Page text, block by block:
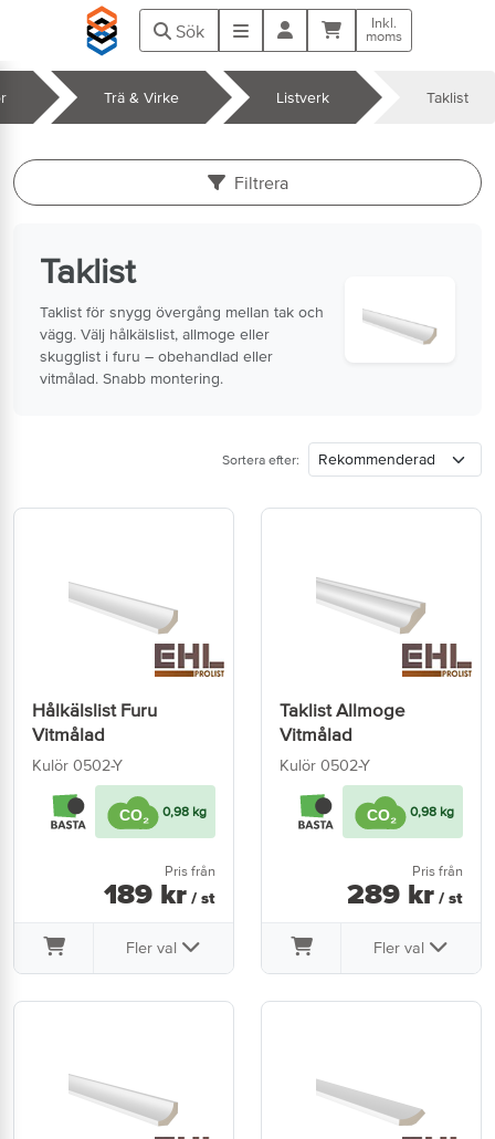
Hoppa till huvudinnehåll
Sök Meny Kundvagn
Inkl.
moms
Trä & Virke Listverk Taklist
Filtrera
Taklist
Taklist för snygg övergång mellan tak och
vägg. Välj hålkälslist, allmoge eller
skugglist i furu – obehandlad eller
vitmålad. Snabb montering.
Sortera efter:
Hålkälslist Furu
Vitmålad
Kulör 0502-Y
0,98 kg
Pris från
189 kr / st
Fler val
Taklist Allmoge
Vitmålad
Kulör 0502-Y
0,98 kg
Pris från
289 kr / st
Fler val